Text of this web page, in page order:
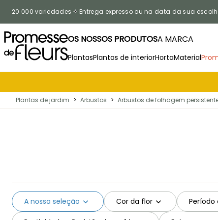
20 000 variedades Entrega expresso ou na data da sua
OS NOSSOS PRODUTOSA MARCA
PlantasPlantas de interiorHortaMaterial
Plantas de jardim > Arbustos > Arbustos de folhagem
Cor da flor Período
A nossa seleção